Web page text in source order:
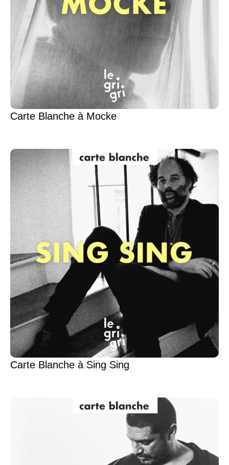
Carte Blanche à Mocke
Carte Blanche à Sing Sing